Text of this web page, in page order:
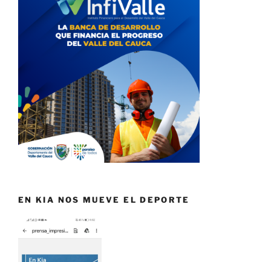
EN KIA NOS MUEVE EL DEPORTE